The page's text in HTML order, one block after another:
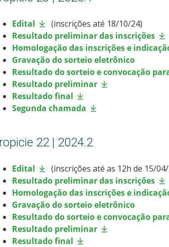
Edital
(inscrições até 18/10/24)
Resultado preliminar das inscrições
Homologação das inscrições e
Gravação do sorteio eletrônico
Resultado do sorteio e convocação
Resultado preliminar
Resultado final
Segunda chamada
22 | 2024.2
Edital
(inscrições até as 12h de 15/
Resultado preliminar das inscrições
Homologação das inscrições e
Gravação do sorteio eletrônico
Resultado do sorteio e convocação
Resultado preliminar
Resultado final